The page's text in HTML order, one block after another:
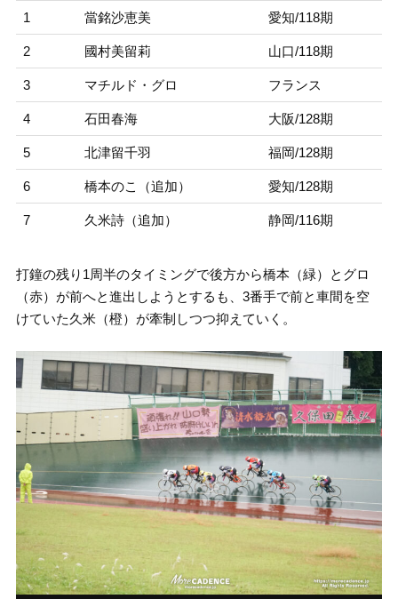
1 當銘沙恵美 愛知/118期
2 國村美留莉 山口/118期
3 マチルド・グロ フランス
4 石田春海 大阪/128期
5 北津留千羽 福岡/128期
6 橋本のこ（追加） 愛知/128期
7 久米詩（追加） 静岡/116期
打鐘の残り1周半のタイミングで後方から橋本（緑）とグロ
（赤）が前へと進出しようとするも、3番手で前と車間を空
けていた久米（橙）が牽制しつつ抑えていく。